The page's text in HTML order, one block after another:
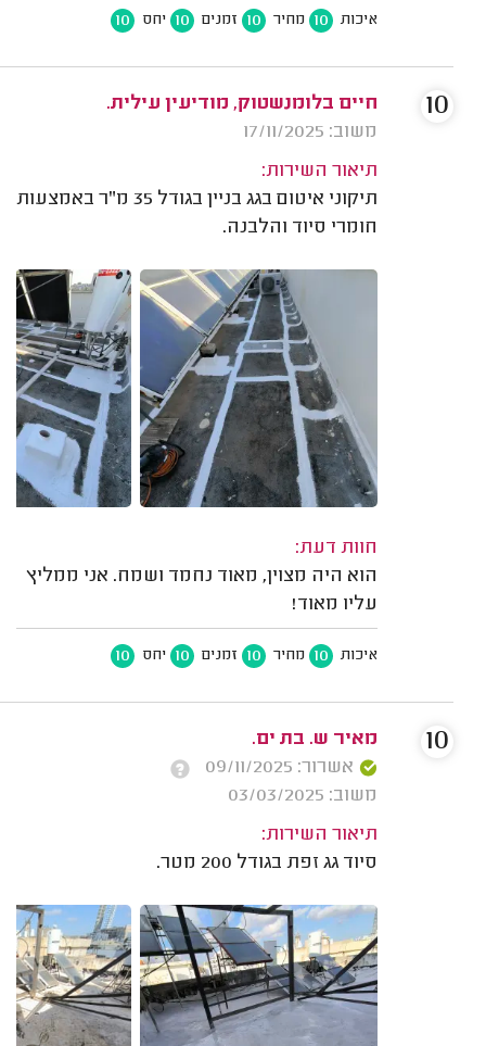
איכות 10 מחיר 10 זמנים 10 יחס 10
חיים בלומנשטוק, מודיעין עילית.
משוב: 17/11/2025
תיאור השירות:
תיקוני איטום בגג בניין בגודל 35 מ"ר באמצעות
חומרי סיוד והלבנה.
חוות דעת:
הוא היה מצוין, מאוד נחמד ושמח. אני ממליץ
עליו מאוד!
איכות 10 מחיר 10 זמנים 10 יחס 10
10
מאיר ש. בת ים.
אשרור: 09/11/2025
משוב: 03/03/2025
תיאור השירות:
סיוד גג זפת בגודל 200 מטר.
10